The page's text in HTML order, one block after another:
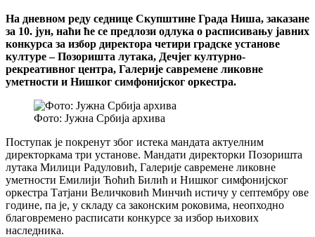
На дневном реду седнице Скупштине Града Ниша, заказане
за 10. јун, наћи ће се предлози одлука о расписивању јавних
конкурса за избор директора четири градске установе
културе – Позоришта лутака, Дечјег културно-
рекреативног центра, Галерије савремене ликовне
уметности и Нишког симфонијског оркестра.
Фото: Јужна Србија архива
Поступак је покренут због истека мандата актуелним
директоркама три установе. Мандати директорки Позоришта
лутака Милици Радуловић, Галерије савремене ликовне
уметности Емилији Ћоћић Билић и Нишког симфонијског
оркестра Татјани Величковић Минчић истичу у септембру ове
године, па је, у складу са законским роковима, неопходно
благовремено расписати конкурсе за избор њихових
наследника.